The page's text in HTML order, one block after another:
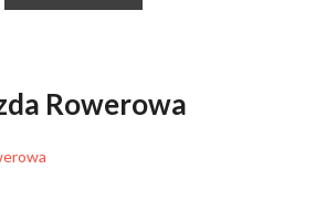
Rowerowa